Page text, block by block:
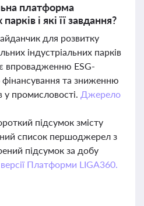
платформа
і які її завдання?
для розвитку
індустріальних парків
впровадженню ESG-
фінансування та зниженню
у промисловості. Джерело
підсумок змісту
список першоджерел з
підсумок за добу
Платформи LIGA360.